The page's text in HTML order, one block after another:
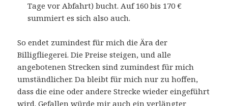
Tage vor Abfahrt) bucht. Auf 160 bis 170 €
summiert es sich also auch.
So endet zumindest für mich die Ära der
Billigfliegerei. Die Preise steigen, und alle
angebotenen Strecken sind zumindest für mich
umständlicher. Da bleibt für mich nur zu hoffen,
dass die eine oder andere Strecke wieder eingeführt
wird. Gefallen würde mir auch ein verlängter